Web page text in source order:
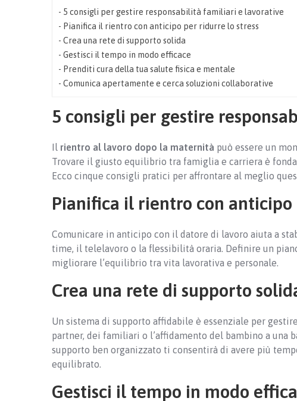
5 consigli per gestire responsabilità familiari e lavorative
Pianifica il rientro con anticipo per ridurre lo stress
Crea una rete di supporto solida
Gestisci il tempo in modo efficace
Prenditi cura della tua salute fisica e mentale
Comunica apertamente e cerca soluzioni collaborative
5 consigli per gestire
Il rientro al lavoro dopo la maternità può essere un
Trovare il giusto equilibrio tra famiglia e carriera è
Ecco cinque consigli pratici per affrontare al meglio
Pianifica il rientro con
Comunicare in anticipo con il datore di lavoro aiuta a
time, il telelavoro o la flessibilità oraria. Definire un
migliorare l’equilibrio tra vita lavorativa e personale.
Crea una rete di supporto
Un sistema di supporto affidabile è essenziale per
partner, dei familiari o l’affidamento del bambino a una
supporto ben organizzato ti consentirà di avere più
equilibrato.
Gestisci il tempo in modo